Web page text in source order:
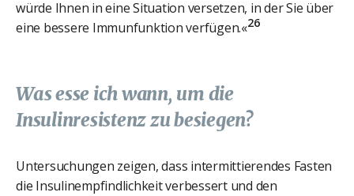
würde Ihnen in eine Situation versetzen, in der Sie über
eine bessere Immunfunktion verfügen.«26
Was esse ich wann, um die
Insulinresistenz zu besiegen?
Untersuchungen zeigen, dass intermittierendes Fasten
die Insulinempfindlichkeit verbessert und den